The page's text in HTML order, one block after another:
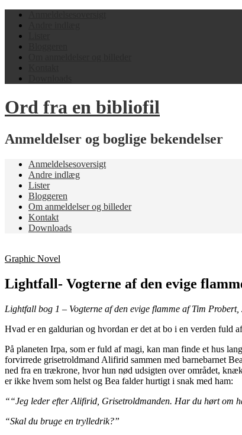
Ord fra en bibliofil
Anmeldelser og boglige bekendelser
Anmeldelsesoversigt
Andre indlæg
Lister
Bloggeren
Om anmeldelser og billeder
Kontakt
Downloads
Graphic Novel
Lightfall- Vogterne af den evige
Lightfall bog 1 – Vogterne af den evige flamme af Tim
Hvad er en galdurian og hvordan er det at bo i en verden fuld
På planeten Irpa, som er fuld af magi, kan man finde et hus
forvirrede grisetroldmand Alifirid sammen med barnebarnet
ned fra en trækrone, hvor hun nød udsigten over området,
er ikke hvem som helst og Bea falder hurtigt i snak med ham:
““Jeg leder efter Alifirid, Grisetroldmanden. Har du hørt om
“Skal du bruge en trylledrik?”